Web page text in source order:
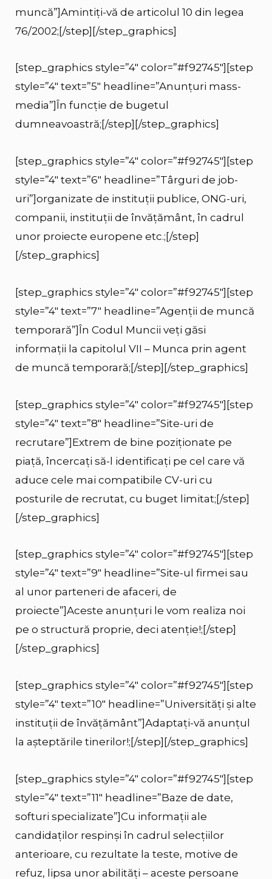
muncă”]Amintiți-vă de articolul 10 din legea
76/2002;[/step][/step_graphics]
[step_graphics style=”4″ color=”#f92745″][step
style=”4″ text=”5″ headline=”Anunțuri mass-
media”]În funcție de bugetul
dumneavoastră;[/step][/step_graphics]
[step_graphics style=”4″ color=”#f92745″][step
style=”4″ text=”6″ headline=”Târguri de job-
uri”]organizate de instituții publice, ONG-uri,
companii, instituții de învățământ, în cadrul
unor proiecte europene etc.;[/step]
[/step_graphics]
[step_graphics style=”4″ color=”#f92745″][step
style=”4″ text=”7″ headline=”Agenții de muncă
temporară”]În Codul Muncii veți găsi
informații la capitolul VII – Munca prin agent
de muncă temporară;[/step][/step_graphics]
[step_graphics style=”4″ color=”#f92745″][step
style=”4″ text=”8″ headline=”Site-uri de
recrutare”]Extrem de bine poziționate pe
piață, încercați să-l identificați pe cel care vă
aduce cele mai compatibile CV-uri cu
posturile de recrutat, cu buget limitat;[/step]
[/step_graphics]
[step_graphics style=”4″ color=”#f92745″][step
style=”4″ text=”9″ headline=”Site-ul firmei sau
al unor parteneri de afaceri, de
proiecte”]Aceste anunțuri le vom realiza noi
pe o structură proprie, deci atenție!;[/step]
[/step_graphics]
[step_graphics style=”4″ color=”#f92745″][step
style=”4″ text=”10″ headline=”Universități și alte
instituții de învățământ”]Adaptați-vă anunțul
la așteptările tinerilor!;[/step][/step_graphics]
[step_graphics style=”4″ color=”#f92745″][step
style=”4″ text=”11″ headline=”Baze de date,
softuri specializate”]Cu informații ale
candidaților respinși în cadrul selecțiilor
anterioare, cu rezultate la teste, motive de
refuz, lipsa unor abilități – aceste persoane